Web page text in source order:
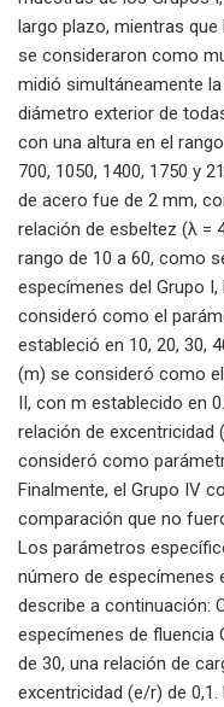
largo plazo, mientras
se consideraron como
midió simultáneamente
diámetro exterior de
con una altura en el
700, 1050, 1400, 1750 y
de acero fue de 2 mm,
relación de esbeltez (λ =
rango de 10 a 60, como
especímenes del Grupo
consideró como el
estableció en 10, 20, 30,
(m) se consideró como
II, con m establecido en
relación de excentricidad
consideró como
Finalmente, el Grupo IV
comparación que no
Los parámetros
número de especímenes
describe a continuación:
especímenes de fluencia
de 30, una relación de
excentricidad (e/r) de